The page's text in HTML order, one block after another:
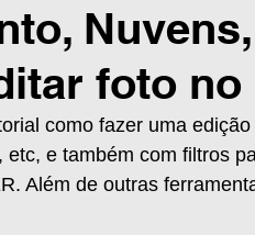
Windows Edição
foto
como fazer uma
etc, e também com filtros
Além de outras